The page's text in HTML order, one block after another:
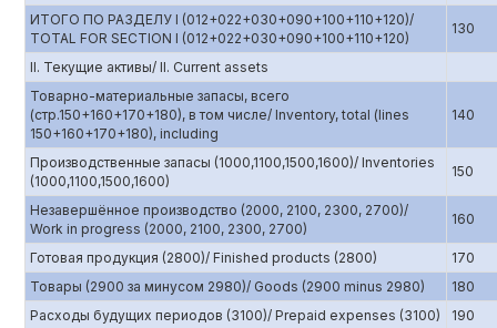
ИТОГО ПО РАЗДЕЛУ I (012+022+030+090+100+110+120)/
TOTAL FOR SECTION I (012+022+030+090+100+110+120)
130
II. Текущие активы/ II. Current assets
Товарно-материальные запасы, всего
(стр.150+160+170+180), в том числе/ Inventory, total (lines
150+160+170+180), including
140
Производственные запасы (1000,1100,1500,1600)/ Inventories
(1000,1100,1500,1600)
150
Незавершённое производство (2000, 2100, 2300, 2700)/
Work in progress (2000, 2100, 2300, 2700)
160
Готовая продукция (2800)/ Finished products (2800)
170
Товары (2900 за минусом 2980)/ Goods (2900 minus 2980)
180
Расходы будущих периодов (3100)/ Prepaid expenses (3100)
190